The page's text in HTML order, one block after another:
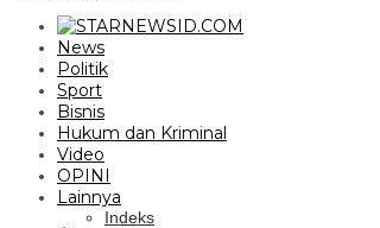
News
Politik
Sport
Bisnis
Hukum dan Kriminal
Video
OPINI
Lainnya
Indeks